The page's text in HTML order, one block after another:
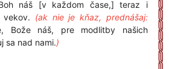
náš [v každom čase,] teraz i
(ak nie je kňaz, prednášaj:
Bože náš, pre modlitby našich
sa nad nami.)